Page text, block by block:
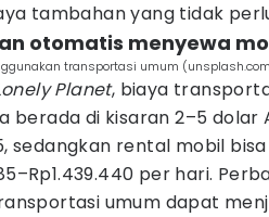
tambahan yang tidak
otomatis menyewa
transportasi umum
Planet, biaya
di kisaran 2–5 dolar
sedangkan rental mobil
per hari.
umum dapat